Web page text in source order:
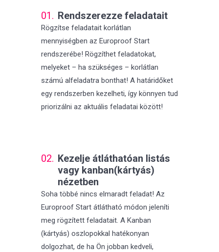
01. Rendszerezze feladatait
Rögzítse feladatait korlátlan
mennyiségben az Europroof Start
rendszerébe! Rögzíthet feladatokat,
melyeket – ha szükséges – korlátlan
számú alfeladatra bonthat! A határidőket
egy rendszerben kezelheti, így könnyen tud
priorizálni az aktuális feladatai között!
02. Kezelje átláthatóan listás
vagy kanban(kártyás)
nézetben
Soha többé nincs elmaradt feladat! Az
Europroof Start átlátható módon jeleníti
meg rögzített feladatait. A Kanban
(kártyás) oszlopokkal hatékonyan
dolgozhat, de ha Ön jobban kedveli,